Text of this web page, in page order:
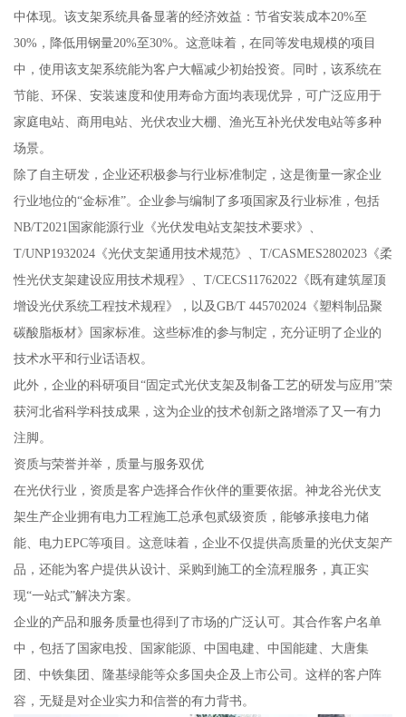
中体现。该支架系统具备显著的经济效益：节省安装成本20%至
30%，降低用钢量20%至30%。这意味着，在同等发电规模的项目
中，使用该支架系统能为客户大幅减少初始投资。同时，该系统在
节能、环保、安装速度和使用寿命方面均表现优异，可广泛应用于
家庭电站、商用电站、光伏农业大棚、渔光互补光伏发电站等多种
场景。
除了自主研发，企业还积极参与行业标准制定，这是衡量一家企业
行业地位的“金标准”。企业参与编制了多项国家及行业标准，包括
NB/T2021国家能源行业《光伏发电站支架技术要求》、
T/UNP1932024《光伏支架通用技术规范》、T/CASMES2802023《柔
性光伏支架建设应用技术规程》、T/CECS11762022《既有建筑屋顶
增设光伏系统工程技术规程》，以及GB/T 445702024《塑料制品聚
碳酸脂板材》国家标准。这些标准的参与制定，充分证明了企业的
技术水平和行业话语权。
此外，企业的科研项目“固定式光伏支架及制备工艺的研发与应用”荣
获河北省科学科技成果，这为企业的技术创新之路增添了又一有力
注脚。
资质与荣誉并举，质量与服务双优
在光伏行业，资质是客户选择合作伙伴的重要依据。神龙谷光伏支
架生产企业拥有电力工程施工总承包贰级资质，能够承接电力储
能、电力EPC等项目。这意味着，企业不仅提供高质量的光伏支架产
品，还能为客户提供从设计、采购到施工的全流程服务，真正实
现“一站式”解决方案。
企业的产品和服务质量也得到了市场的广泛认可。其合作客户名单
中，包括了国家电投、国家能源、中国电建、中国能建、大唐集
团、中铁集团、隆基绿能等众多国央企及上市公司。这样的客户阵
容，无疑是对企业实力和信誉的有力背书。